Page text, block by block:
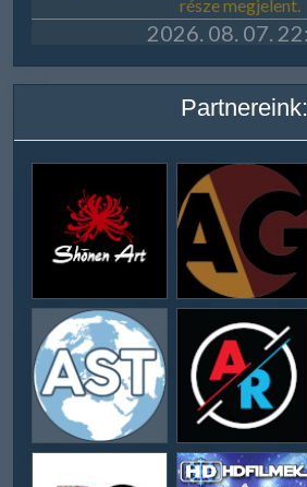
Partnereink: